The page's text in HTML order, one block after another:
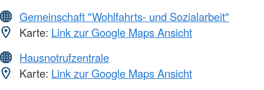
Gemeinschaft "Wohlfahrts- und Sozialarbeit"
Karte: Link zur Google Maps Ansicht
Hausnotrufzentrale
Karte: Link zur Google Maps Ansicht